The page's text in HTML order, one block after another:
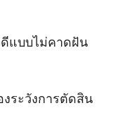
แบบไม่คาดฝัน
ระวังการตัดสิน